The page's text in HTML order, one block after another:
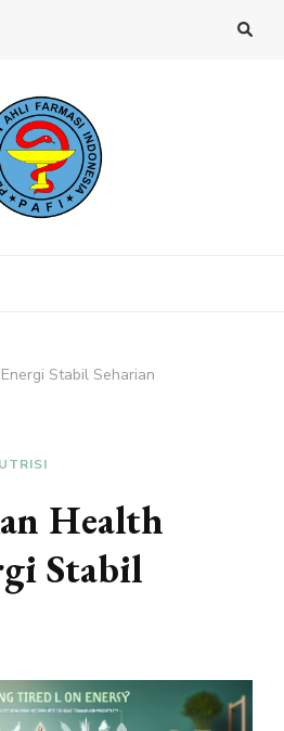
Stabil Seharian
Health
Stabil